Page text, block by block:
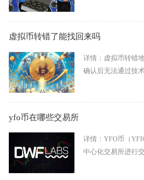
虚拟币转错了能找回来吗
详情： 虚拟币转错
确认后无法通过技
yfo币在哪些交易所
详情： YFO币（
中心化交易所进行